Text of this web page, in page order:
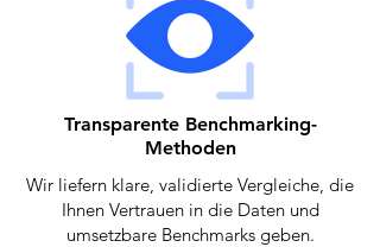
Transparente Benchmarking-
Methoden
Wir liefern klare, validierte Vergleiche, die
Ihnen Vertrauen in die Daten und
umsetzbare Benchmarks geben.